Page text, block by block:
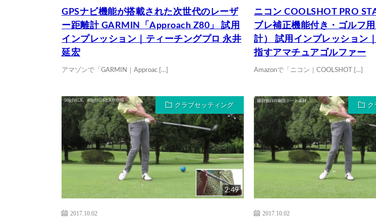
GPSナビ機能が搭載された次世代のレーザ
ー距離計 GARMIN「Approach Z80」 試用
インプレッション｜ティーチングプロ 永井
延宏
アマゾンで「GARMIN｜Approac […]
ニコン COOLSHOT PRO
ブレ補正機能付き・ゴルフ
計） 試用インプレッション
指すアマチュアゴルファー
Amazonで「ニコン｜COOLSHOT […]
クラブセッティング
2:49
2017.10.02
ク
2017.10.02